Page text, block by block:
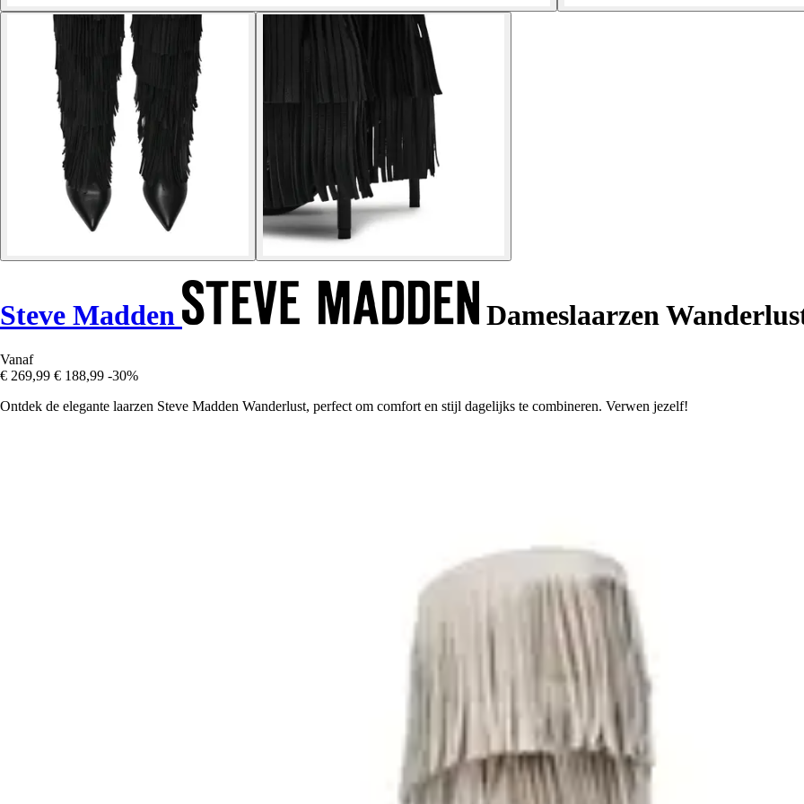
Steve Madden Dameslaarzen
Vanaf
€ 269,99 € 188,99 -30%
Ontdek de elegante laarzen Steve Madden Wanderlust, perfect om comfort en stijl dagelijks te combineren. Verwen jezelf!